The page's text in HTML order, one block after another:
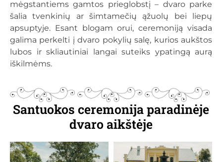
mėgstantiems gamtos prieglobstį – dvaro parke
šalia tvenkinių ar šimtamečių ąžuolų bei liepų
apsuptyje. Esant blogam orui, ceremoniją visada
galima perkelti į dvaro pokylių salę, kurios aukštos
lubos ir skliautiniai langai suteiks ypatingą aurą
iškilmėms.
Santuokos ceremonija paradinėje
dvaro aikštėje